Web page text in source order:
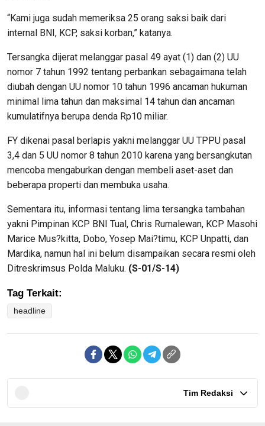
“Kami juga sudah memeriksa 25 orang saksi baik dari
internal BNI, KCP, saksi korban,” katanya.
Tersangka dijerat melanggar pasal 49 ayat (1) dan (2) UU
nomor 7 tahun 1992 tentang perbankan sebagaimana telah
diubah dengan UU nomor 10 tahun 1996 ancaman hukuman
minimal lima tahun dan maksimal 14 tahun dan ancaman
kumulatifnya berupa denda Rp10 miliar.
FY dikenai pasal berlapis yakni melanggar UU TPPU pasal
3,4 dan 5 UU nomor 8 tahun 2010 karena yang bersangkutan
mencoba mengaburkan dengan membeli aset-aset dan
beberapa properti dan membuka usaha.
Sementara itu, informasi tentang lima tersangka tambahan
yakni Pimpinan KCP BNI Tual, Chris Rumalewan, KCP Masohi
Marice Mus?kitta, Dobo, Yosep Mai?timu, KCP Unpatti, dan
Mardika, namun hal ini belum disampaikan secara resmi oleh
Ditreskrimsus Polda Maluku. (S-01/S-14)
Tag Terkait:
headline
Tim Redaksi